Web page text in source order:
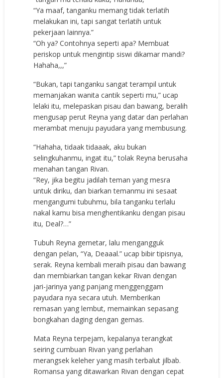
“Ya maaf, tanganku memang tidak terlatih
melakukan ini, tapi sangat terlatih untuk
pekerjaan lainnya.”
“Oh ya? Contohnya seperti apa? Membuat
periskop untuk mengintip siswi dikamar mandi?
Hahaha,,,”
“Bukan, tapi tanganku sangat terampil untuk
memanjakan wanita cantik seperti mu,” ucap
lelaki itu, melepaskan pisau dan bawang, beralih
mengusap perut Reyna yang datar dan perlahan
merambat menuju payudara yang membusung.
“Hahaha, tidaak tidaaak, aku bukan
selingkuhanmu, ingat itu,” tolak Reyna berusaha
menahan tangan Rivan.
“Rey, jika begitu jadilah teman yang mesra
untuk diriku, dan biarkan temanmu ini sesaat
mengangumi tubuhmu, bila tanganku terlalu
nakal kamu bisa menghentikanku dengan pisau
itu, Deal?…”
Tubuh Reyna gemetar, lalu mengangguk
dengan pelan, “Ya, Deaaal.” ucap bibir tipisnya,
serak. Reyna kembali meraih pisau dan bawang
dan membiarkan tangan kekar Rivan dengan
jari-jarinya yang panjang menggenggam
payudara nya secara utuh. Memberikan
remasan yang lembut, memainkan sepasang
bongkahan daging dengan gemas.
Mata Reyna terpejam, kepalanya terangkat
seiring cumbuan Rivan yang perlahan
merangsek keleher yang masih terbalut jilbab.
Romansa yang ditawarkan Rivan dengan cepat